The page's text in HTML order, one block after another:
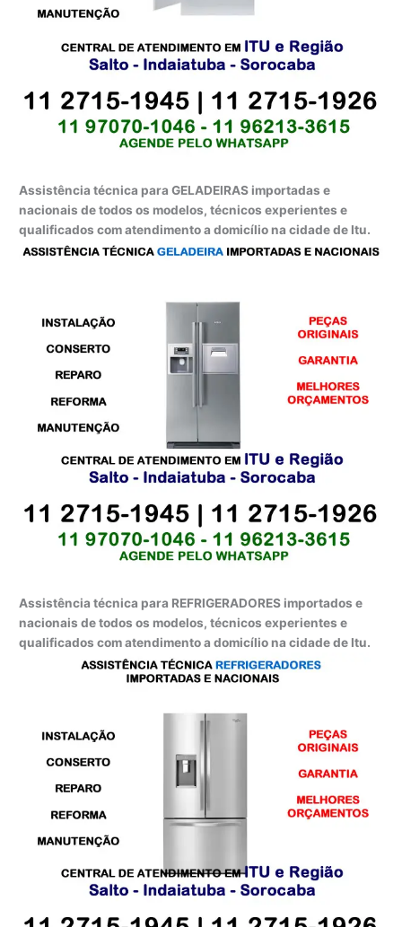
Assistência técnica para GELADEIRAS importadas e
nacionais de todos os modelos, técnicos experientes e
qualificados com atendimento a domicílio na cidade de Itu.
Assistência técnica para REFRIGERADORES importados e
nacionais de todos os modelos, técnicos experientes e
qualificados com atendimento a domicílio na cidade de Itu.